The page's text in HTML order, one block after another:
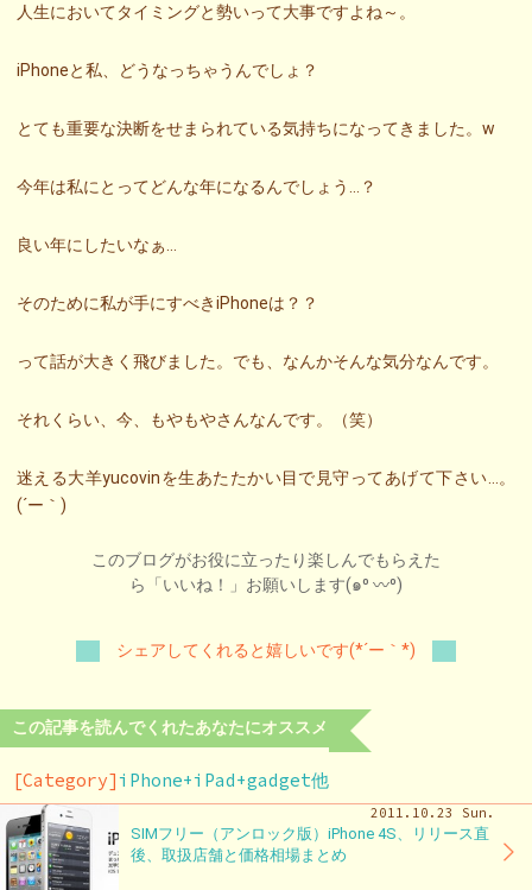
人生においてタイミングと勢いって大事ですよね～。
iPhoneと私、どうなっちゃうんでしょ？
とても重要な決断をせまられている気持ちになってきました。w
今年は私にとってどんな年になるんでしょう…？
良い年にしたいなぁ…
そのために私が手にすべきiPhoneは？？
って話が大きく飛びました。でも、なんかそんな気分なんです。
それくらい、今、もやもやさんなんです。（笑）
迷える大羊yucovinを生あたたかい目で見守ってあげて下さい…。
(´ー｀)
このブログがお役に立ったり楽しんでもらえた
ら「いいね！」お願いします(๑⁰ 〰⁰)
シェアしてくれると嬉しいです(*´ー｀*)
この記事を読んでくれたあなたにオススメ
[Category]iPhone+iPad+gadget他
2011.10.23 Sun.
SIMフリー（アンロック版）iPhone 4S、リリース直
後、取扱店舗と価格相場まとめ